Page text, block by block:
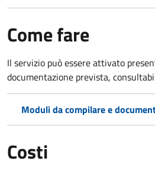
Come fare
Il servizio può essere attivato
documentazione prevista,
Moduli da compilare e
Costi